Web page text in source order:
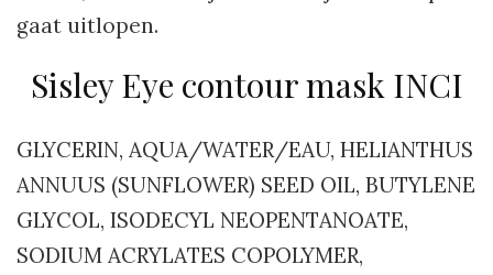
gaat uitlopen.
Sisley Eye contour mask INCI
GLYCERIN, AQUA/WATER/EAU, HELIANTHUS
ANNUUS (SUNFLOWER) SEED OIL, BUTYLENE
GLYCOL, ISODECYL NEOPENTANOATE,
SODIUM ACRYLATES COPOLYMER,